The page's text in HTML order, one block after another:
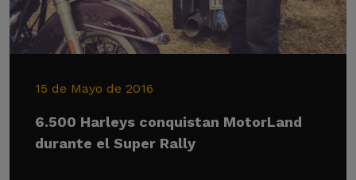
15 de Mayo de 2016
6.500 Harleys conquistan MotorLand
durante el Super Rally